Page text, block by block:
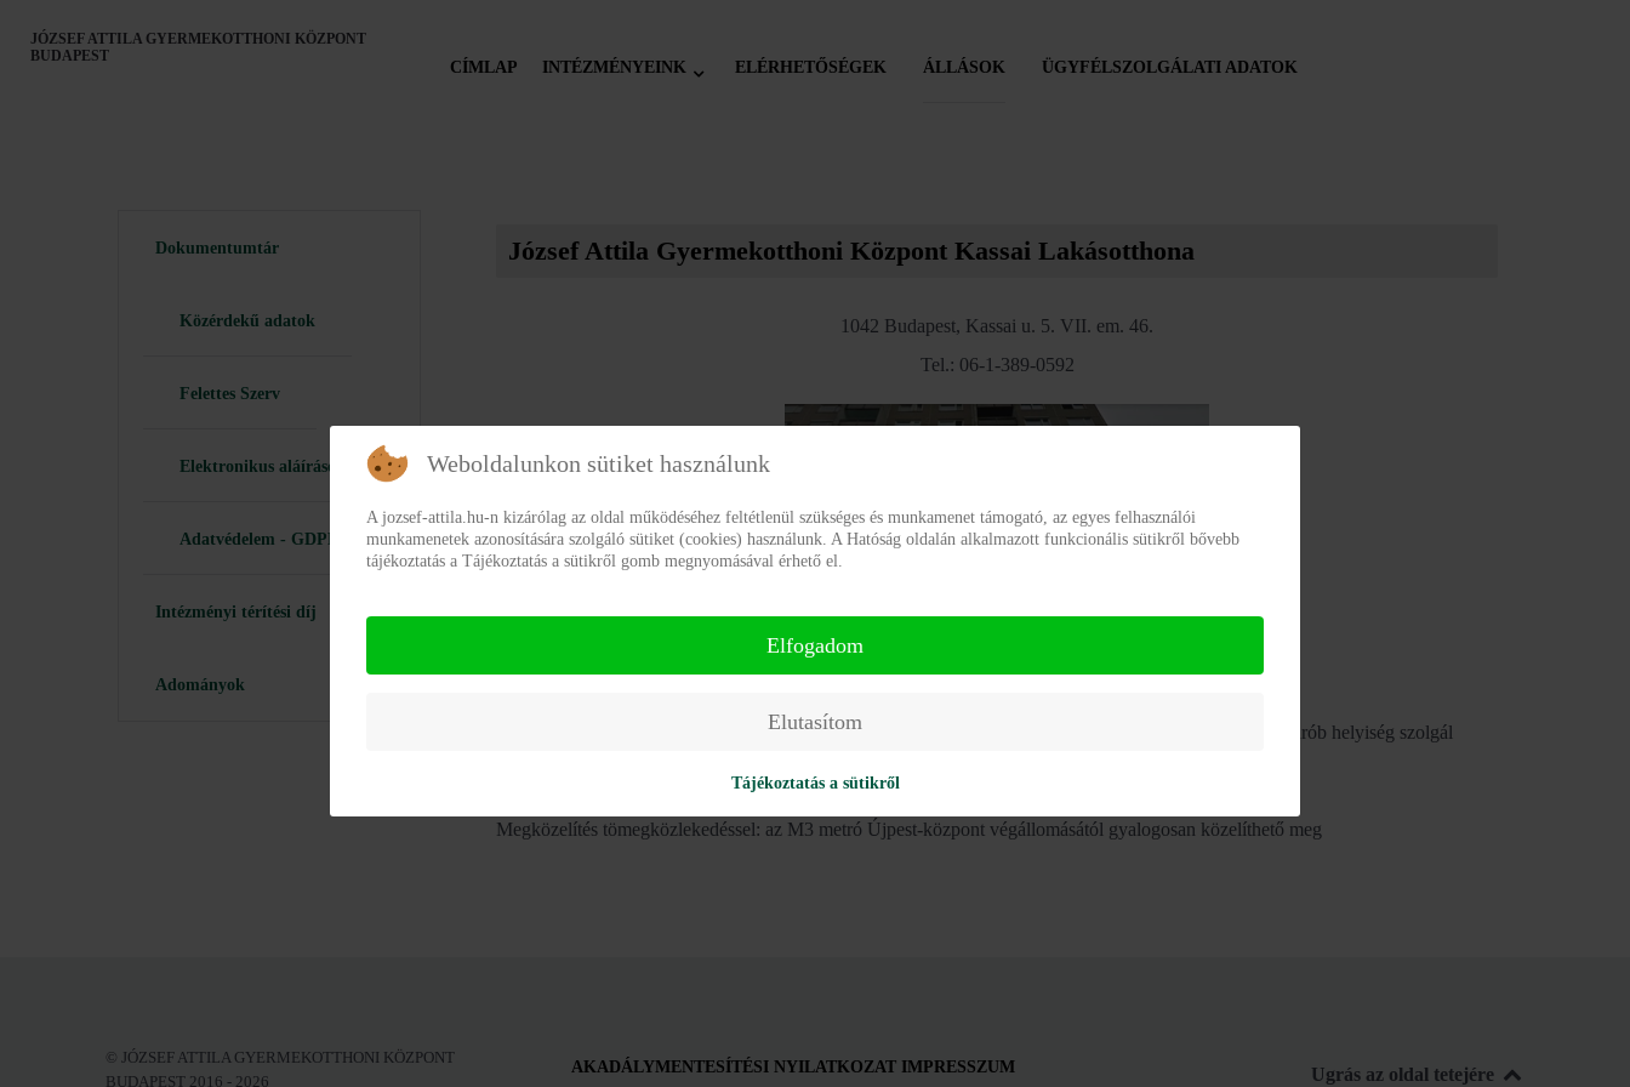
JÓZSEF ATTILA GYERMEKOTTHONI KÖZPONT
BUDAPEST
CÍMLAP INTÉZMÉNYEINK ELÉRHETŐSÉGEK ÁLLÁSOK ÜGYFÉLSZOLGÁLATI ADATOK
Dokumentumtár
Közérdekű adatok
Felettes Szerv
Elektronikus aláírások
Adatvédelem - GDPR
Intézményi térítési díj
Adományok
József Attila Gyermekotthoni Központ Kassai Lakásotthona
1042 Budapest, Kassai u. 5. VII. em. 46.
Tel.: 06-1-389-0592
Az 5 férőhelyes újpesti lakótelepi lakásban három hálószoba, nappali, vizesblokk, konyha, előszoba, gardrób helyiség szolgál
Megközelítés tömegközlekedéssel: az M3 metró Újpest-központ végállomásától gyalogosan közelíthető meg
© JÓZSEF ATTILA GYERMEKOTTHONI KÖZPONT
BUDAPEST 2016 - 2026
AKADÁLYMENTESÍTÉSI NYILATKOZAT IMPRESSZUM Ugrás az oldal tetejére
Weboldalunkon sütiket használunk
A jozsef-attila.hu-n kizárólag az oldal működéséhez feltétlenül szükséges és munkamenet támogató, az egyes felhasználói
munkamenetek azonosítására szolgáló sütiket (cookies) használunk. A Hatóság oldalán alkalmazott funkcionális sütikről bővebb
tájékoztatás a Tájékoztatás a sütikről gomb megnyomásával érhető el.
Elfogadom
Elutasítom
Tájékoztatás a sütikről